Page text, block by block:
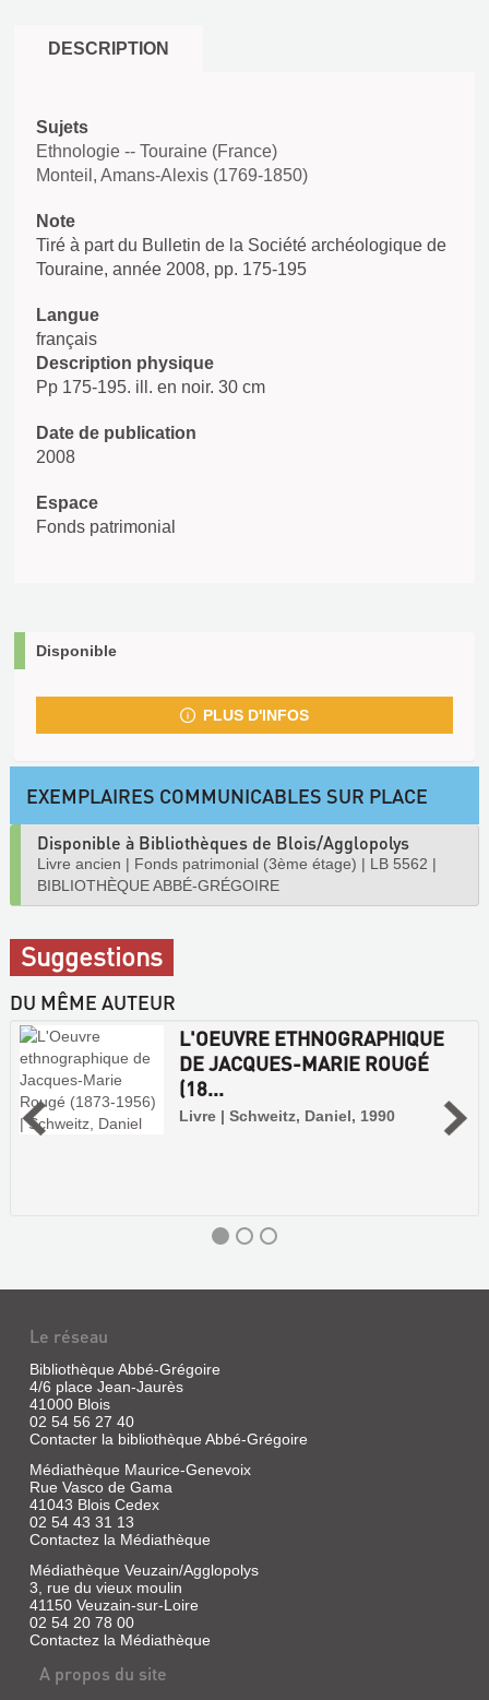
DESCRIPTION
Sujets
Ethnologie -- Touraine (France)
Monteil, Amans-Alexis (1769-1850)
Note
Tiré à part du Bulletin de la Société archéologique de
Touraine, année 2008, pp. 175-195
Langue
français
Description physique
Pp 175-195. ill. en noir. 30 cm
Date de publication
2008
Espace
Fonds patrimonial
Disponible
PLUS D'INFOS
EXEMPLAIRES COMMUNICABLES SUR PLACE
Disponible à Bibliothèques de Blois/Agglopolys
Livre ancien | Fonds patrimonial (3ème étage) | LB 5562 |
BIBLIOTHÈQUE ABBÉ-GRÉGOIRE
Suggestions
DU MÊME AUTEUR
L'OEUVRE ETHNOGRAPHIQUE
DE JACQUES-MARIE ROUGÉ
(18...
Livre | Schweitz, Daniel, 1990
L'OEUVRE
ETHNOGRAPHIQUE
JACQUES-
MARIE
ROUGÉ
Livre
Le réseau
Bibliothèque Abbé-Grégoire
4/6 place Jean-Jaurès
41000 Blois
02 54 56 27 40
Contacter la bibliothèque Abbé-Grégoire
Médiathèque Maurice-Genevoix
Rue Vasco de Gama
41043 Blois Cedex
02 54 43 31 13
Contactez la Médiathèque
Médiathèque Veuzain/Agglopolys
3, rue du vieux moulin
41150 Veuzain-sur-Loire
02 54 20 78 00
Contactez la Médiathèque
A propos du site